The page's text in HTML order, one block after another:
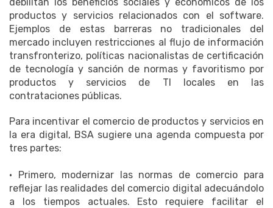
productos y servicios relacionados con el software.
Ejemplos de estas barreras no tradicionales del
mercado incluyen restricciones al flujo de información
transfronterizo, políticas nacionalistas de certificación
de tecnología y sanción de normas y favoritismo por
productos y servicios de TI locales en las
contrataciones públicas.
Para incentivar el comercio de productos y servicios en
la era digital, BSA sugiere una agenda compuesta por
tres partes:
• Primero, modernizar las normas de comercio para
reflejar las realidades del comercio digital adecuándolo
a los tiempos actuales. Esto requiere facilitar el